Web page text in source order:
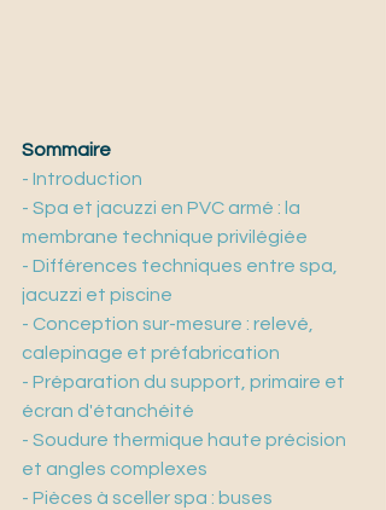
Sommaire
- Introduction
- Spa et jacuzzi en PVC armé : la
membrane technique privilégiée
- Différences techniques entre spa,
jacuzzi et piscine
- Conception sur-mesure : relevé,
calepinage et préfabrication
- Préparation du support, primaire et
écran d'étanchéité
- Soudure thermique haute précision
et angles complexes
- Pièces à sceller spa : buses